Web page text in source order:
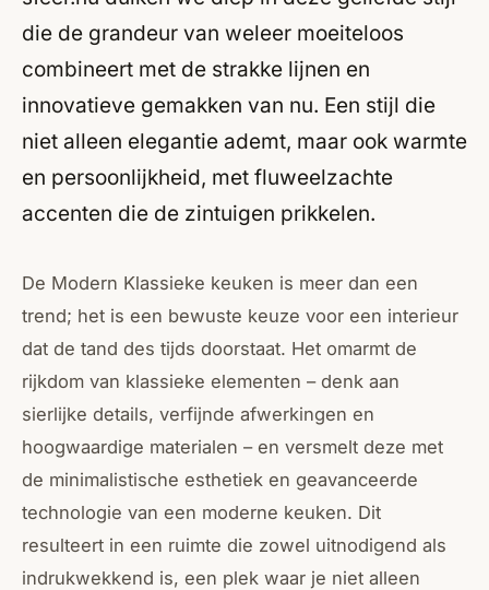
die de grandeur van weleer moeiteloos
combineert met de strakke lijnen en
innovatieve gemakken van nu. Een stijl die
niet alleen elegantie ademt, maar ook warmte
en persoonlijkheid, met fluweelzachte
accenten die de zintuigen prikkelen.
De Modern Klassieke keuken is meer dan een
trend; het is een bewuste keuze voor een interieur
dat de tand des tijds doorstaat. Het omarmt de
rijkdom van klassieke elementen – denk aan
sierlijke details, verfijnde afwerkingen en
hoogwaardige materialen – en versmelt deze met
de minimalistische esthetiek en geavanceerde
technologie van een moderne keuken. Dit
resulteert in een ruimte die zowel uitnodigend als
indrukwekkend is, een plek waar je niet alleen